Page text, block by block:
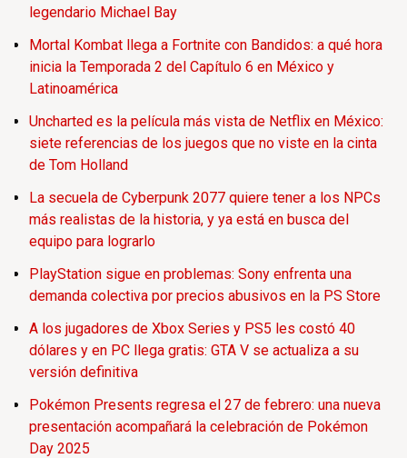
legendario Michael Bay
Mortal Kombat llega a Fortnite con Bandidos: a qué hora
inicia la Temporada 2 del Capítulo 6 en México y
Latinoamérica
Uncharted es la película más vista de Netflix en México:
siete referencias de los juegos que no viste en la cinta
de Tom Holland
La secuela de Cyberpunk 2077 quiere tener a los NPCs
más realistas de la historia, y ya está en busca del
equipo para lograrlo
PlayStation sigue en problemas: Sony enfrenta una
demanda colectiva por precios abusivos en la PS Store
A los jugadores de Xbox Series y PS5 les costó 40
dólares y en PC llega gratis: GTA V se actualiza a su
versión definitiva
Pokémon Presents regresa el 27 de febrero: una nueva
presentación acompañará la celebración de Pokémon
Day 2025